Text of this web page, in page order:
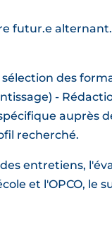
futur.e
des
-
auprès
recherché.
entretiens,
et l'OPCO, le